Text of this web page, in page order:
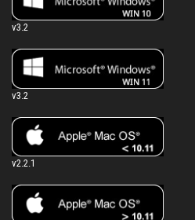
v3.2
v3.2
v2.2.1